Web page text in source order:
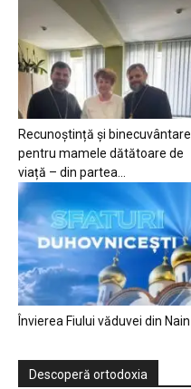
Recunoștință și binecuvântare
pentru mamele dătătoare de
viață – din partea...
Învierea Fiului văduvei din Nain
Descoperă ortodoxia